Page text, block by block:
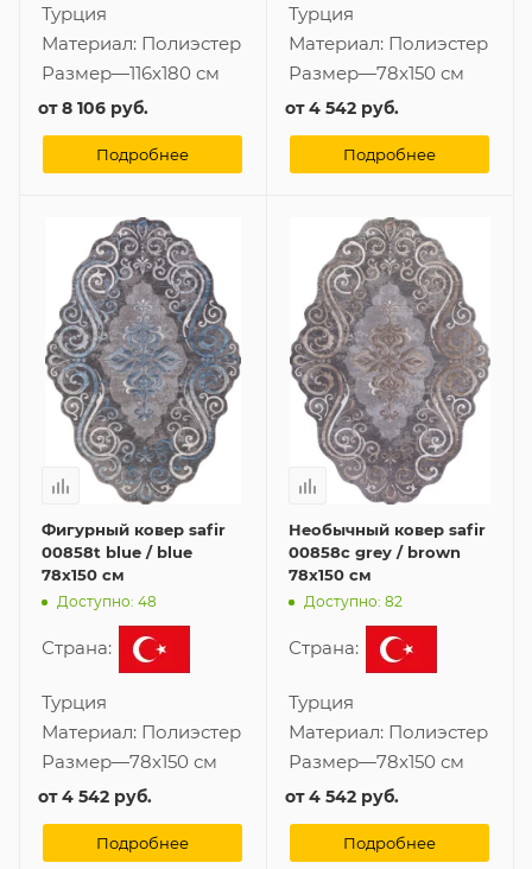
Турция
Материал: Полиэстер
Размер—116x180 см
от8 106 руб.
Подробнее
Турция
Материал: Полиэстер
Размер—78x150 см
от4 542 руб.
Подробнее
Фигурный ковер safir
00858t blue / blue
78x150 см
Доступно: 48
Страна:
Турция
Материал: Полиэстер
Размер—78x150 см
от4 542 руб.
Подробнее
Необычный ковер safir
00858c grey / brown
78x150 см
Доступно: 82
Страна:
Турция
Материал: Полиэстер
Размер—78x150 см
от4 542 руб.
Подробнее